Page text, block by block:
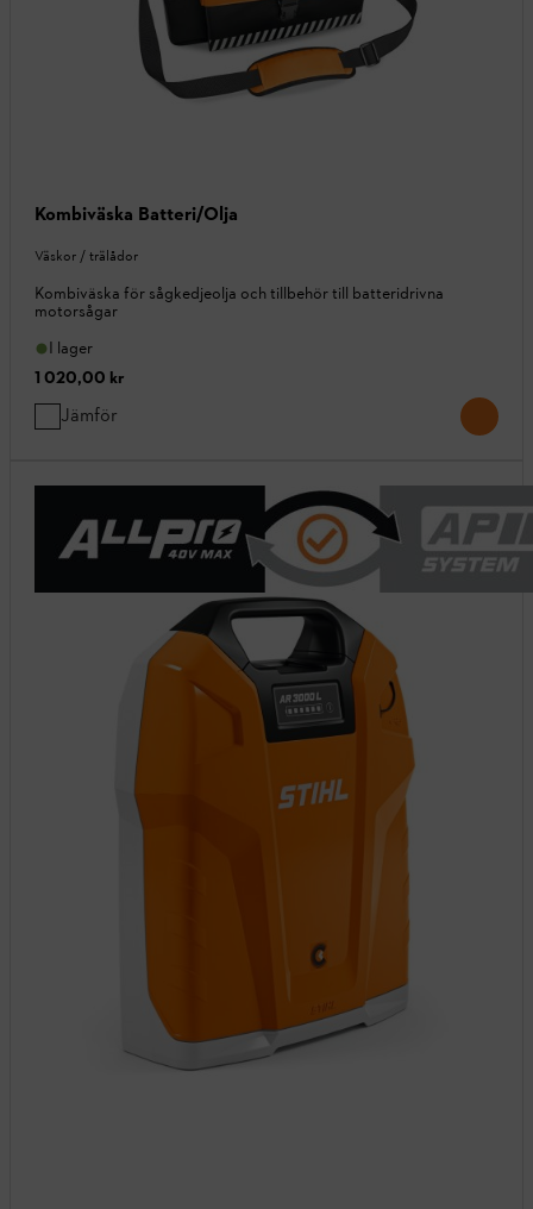
Kombiväska Batteri/Olja
Väskor / trälådor
Kombiväska för sågkedjeolja och tillbehör till batteridrivna
motorsågar
I lager
1 020,00 kr
Jämför